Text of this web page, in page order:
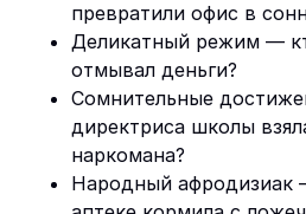
превратили офис в
Деликатный режим —
отмывал деньги?
Сомнительные
директриса школы
наркомана?
Народный афродизиак